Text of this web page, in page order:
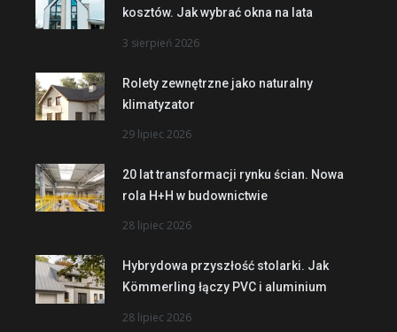
kosztów. Jak wybrać okna na lata
3 sierpień 2026
Rolety zewnętrzne jako naturalny
klimatyzator
29 lipiec 2026
20 lat transformacji rynku ścian. Nowa
rola H+H w budownictwie
28 lipiec 2026
Hybrydowa przyszłość stolarki. Jak
Kömmerling łączy PVC i aluminium
28 lipiec 2026